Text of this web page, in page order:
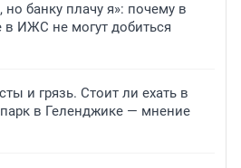
банку плачу я»: почему в
ИЖС не могут добиться
и грязь. Стоит ли ехать в
в Геленджике — мнение